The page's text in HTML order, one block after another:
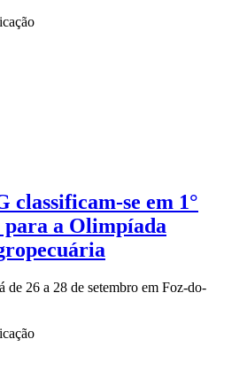
classificam-se em 1°
a Olimpíada
de 26 a 28 de setembro em Foz-do-